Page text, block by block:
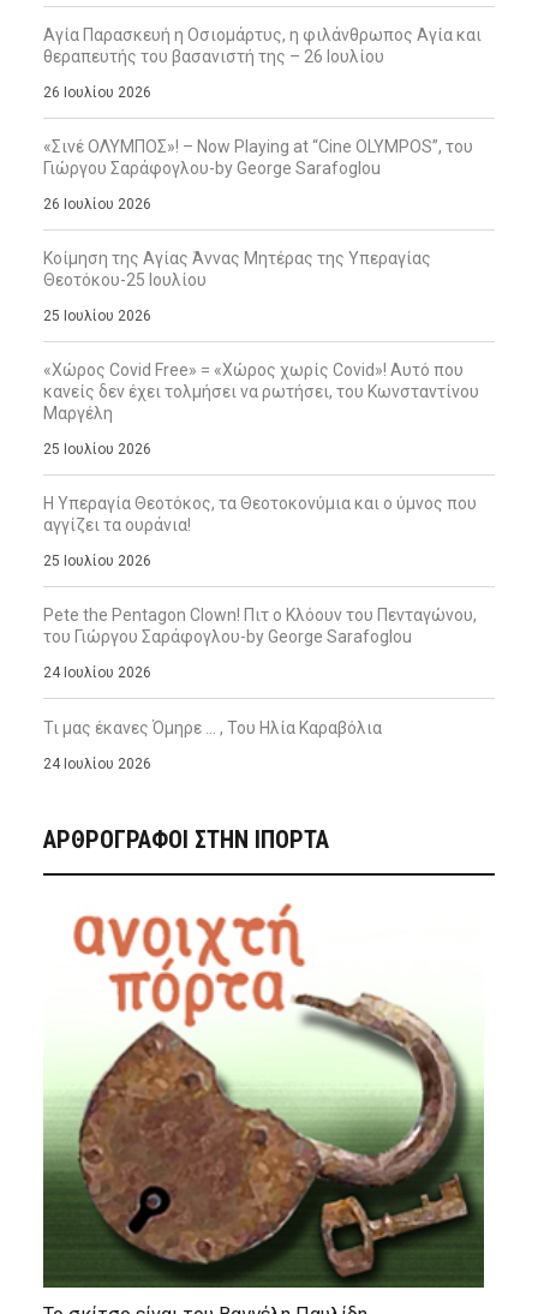
Αγία Παρασκευή η Οσιομάρτυς, η φιλάνθρωπος Αγία και
θεραπευτής του βασανιστή της – 26 Ιουλίου
26 Ιουλίου 2026
«Σινέ ΟΛΥΜΠΟΣ»! – Now Playing at “Cine OLYMPOS”, του
Γιώργου Σαράφογλου-by George Sarafoglou
26 Ιουλίου 2026
Κοίμηση της Αγίας Άννας Μητέρας της Υπεραγίας
Θεοτόκου-25 Ιουλίου
25 Ιουλίου 2026
«Χώρος Covid Free» = «Χώρος χωρίς Covid»! Αυτό που
κανείς δεν έχει τολμήσει να ρωτήσει, του Κωνσταντίνου
Μαργέλη
25 Ιουλίου 2026
Η Υπεραγία Θεοτόκος, τα Θεοτοκονύμια και ο ύμνος που
αγγίζει τα ουράνια!
25 Ιουλίου 2026
Pete the Pentagon Clown! Πιτ ο Κλόουν του Πενταγώνου,
του Γιώργου Σαράφογλου-by George Sarafoglou
24 Ιουλίου 2026
Τι μας έκανες Όμηρε … , Του Ηλία Καραβόλια
24 Ιουλίου 2026
ΑΡΘΡΟΓΡΑΦΟΙ ΣΤΗΝ IΠΟΡΤΑ